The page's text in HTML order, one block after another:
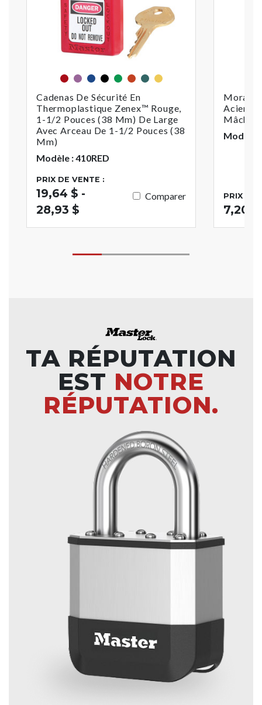
RougeViolet
BleuNoirVertOrange
Sarcelle
jaune
Cadenas De Sécurité En
Thermoplastique Zenex™ Rouge,
1-1/2 Pouces (38 Mm) De Large
Avec Arceau De 1-1/2 Pouces (38
Mm)
Modèle : 410RED
PRIX DE VENTE :
19,64 $ -
28,93 $
Comparer
Acier,
Modèle
PRIX DE
7,20 $
TA RÉPUTATION
EST NOTRE
RÉPUTATION.